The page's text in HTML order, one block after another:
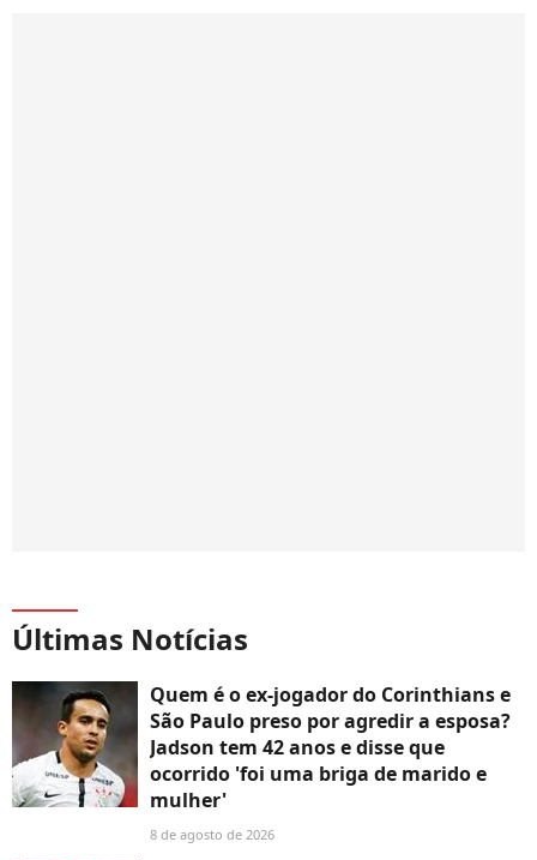
Últimas Notícias
Quem é o ex-jogador do Corinthians e
São Paulo preso por agredir a esposa?
Jadson tem 42 anos e disse que
ocorrido 'foi uma briga de marido e
mulher'
8 de agosto de 2026